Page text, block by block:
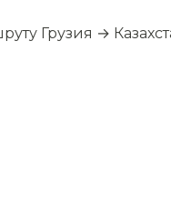
Грузия →